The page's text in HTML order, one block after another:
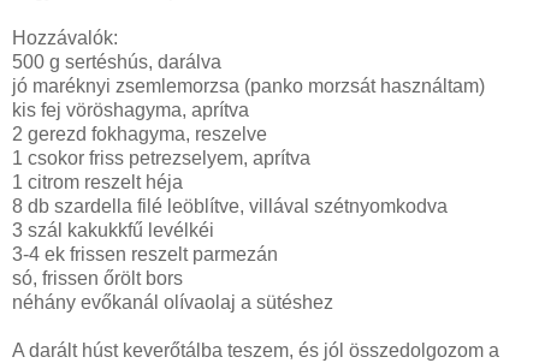
Hozzávalók:
500 g sertéshús, darálva
jó maréknyi zsemlemorzsa (panko morzsát használtam)
kis fej vöröshagyma, aprítva
2 gerezd fokhagyma, reszelve
1 csokor friss petrezselyem, aprítva
1 citrom reszelt héja
8 db szardella filé leöblítve, villával szétnyomkodva
3 szál kakukkfű levélkéi
3-4 ek frissen reszelt parmezán
só, frissen őrölt bors
néhány evőkanál olívaolaj a sütéshez
A darált húst keverőtálba teszem, és jól összedolgozom a